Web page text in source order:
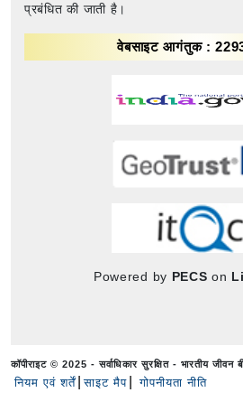
प्रबंधित की जाती है।
वेबसाइट आगंतुक :
Powered by PECS on
कॉपीराइट © 2025 - सर्वाधिकार सुरक्षित - भारतीय जीवन
नियम एवं शर्तें साइट मैप गोपनीयता नीति